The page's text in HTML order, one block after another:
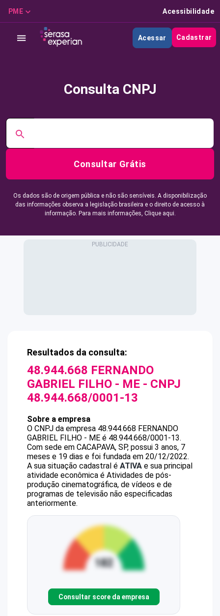
PME Acessibilidade
Acessar Cadastrar
Consulta CNPJ
Consultar Grátis
Os dados são de origem pública e não são sensíveis. A disponibilização
das informações observa a legislação brasileira e o direito de acesso à
informação. Para mais informações, Clique aqui.
Resultados da consulta:
48.944.668 FERNANDO
GABRIEL FILHO - ME - CNPJ
48.944.668/0001-13
Sobre a empresa
O CNPJ da empresa 48.944.668 FERNANDO
GABRIEL FILHO - ME é 48.944.668/0001-13.
Com sede em CACAPAVA, SP, possui 3 anos, 7
meses e 19 dias e foi fundada em 20/12/2022.
A sua situação cadastral é ATIVA e sua principal
atividade econômica é Atividades de pós-
produção cinematográfica, de vídeos e de
programas de televisão não especificadas
anteriormente.
Consultar score da empresa